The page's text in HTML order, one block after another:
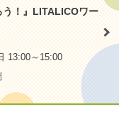
う！』LITALICOワー
13:00～15:00